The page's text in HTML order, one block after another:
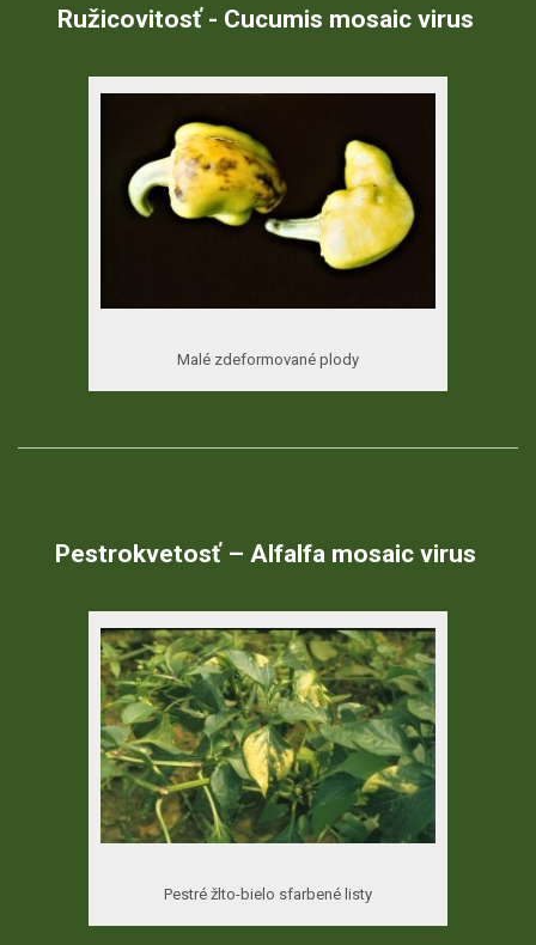
Ružicovitosť - Cucumis mosaic virus
Malé zdeformované plody
Pestrokvetosť – Alfalfa mosaic virus
Pestré žlto-bielo sfarbené listy